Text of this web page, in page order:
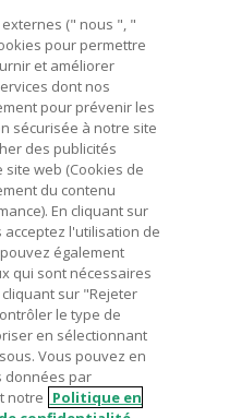
DE AU
(" nous ", "
pour permettre
et améliorer
dont nos
pour prévenir les
sécurisée à notre site
des publicités
web (Cookies de
du contenu
En cliquant sur
l'utilisation de
également
qui sont nécessaires
sur "Rejeter
le type de
en sélectionnant
Vous pouvez en
données par
notre Politique en